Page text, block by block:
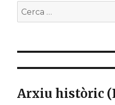
Buscar
per:
Arxiu històric